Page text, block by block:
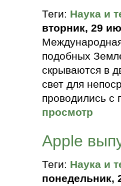
Теги: Наука и
вторник, 29
подобных
скрываются в
свет для
проводились с
просмотр
Apple
Теги: Наука и
понедельник,